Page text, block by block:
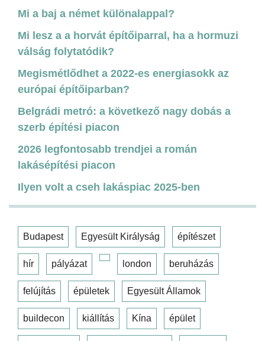
Mi a baj a német különalappal?
Mi lesz a a horvát építőiparral, ha a hormuzi
válság folytatódik?
Megismétlődhet a 2022-es energiasokk az
európai építőiparban?
Belgrádi metró: a következő nagy dobás a
szerb építési piacon
2026 legfontosabb trendjei a román
lakásépítési piacon
Ilyen volt a cseh lakáspiac 2025-ben
Budapest Egyesült Királyság építészet
hír pályázat london beruházás
felújítás épületek Egyesült Államok
buildecon kiállítás Kína épület